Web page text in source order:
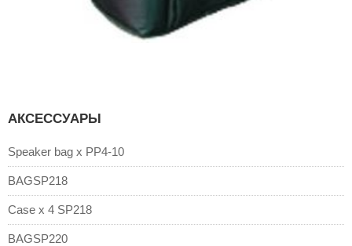
АКСЕССУАРЫ
Speaker bag x PP4-10
BAGSP218
Case x 4 SP218
BAGSP220